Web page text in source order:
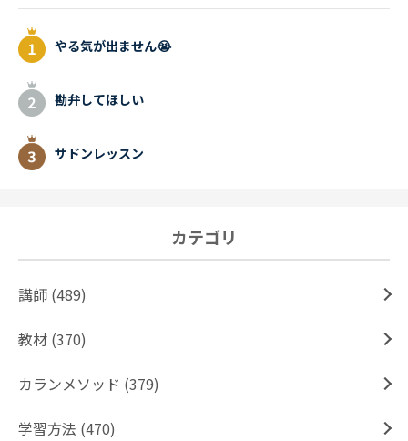
やる気が出ません😭
勘弁してほしい
サドンレッスン
カテゴリ
講師 (489)
教材 (370)
カランメソッド (379)
学習方法 (470)